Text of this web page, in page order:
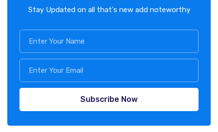
Stay Updated on all that's new add noteworthy
Subscribe Now